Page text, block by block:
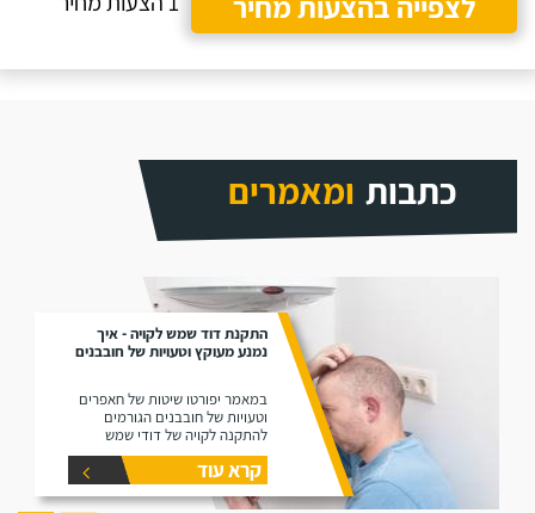
כתבות ומאמרים
התקנת דוד שמש לקויה - איך
נמנע מעוקץ וטעויות של חובבנים
במאמר יפורטו שיטות של חאפרים
וטעויות של חובבנים הגורמים
להתקנה לקויה של דודי שמש
קרא עוד